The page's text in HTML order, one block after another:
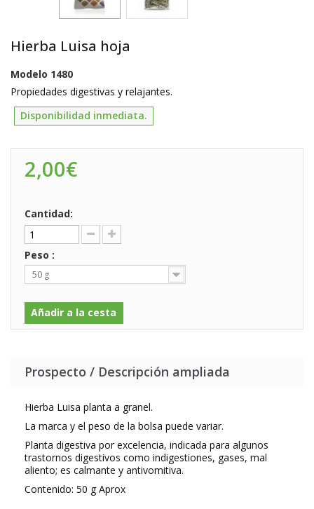
Hierba Luisa hoja
Modelo 1480
Propiedades digestivas y relajantes.
Disponibilidad inmediata.
2,00€
Cantidad:
Peso :
50 g
Añadir a la cesta
Prospecto / Descripción ampliada
Hierba Luisa planta a granel.
La marca y el peso de la bolsa puede variar.
Planta digestiva por excelencia, indicada para algunos
trastornos digestivos como indigestiones, gases, mal
aliento; es calmante y antivomitiva.
Contenido: 50 g Aprox